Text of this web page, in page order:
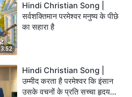
3:52
Hindi Christian Song |
सर्वशक्तिमान परमेश्वर मनुष्य के पीछे
का सहारा है
Hindi Christian Song |
उम्मीद करता है परमेश्वर कि इंसान
उसके वचनों के प्रति सच्चा हृदय